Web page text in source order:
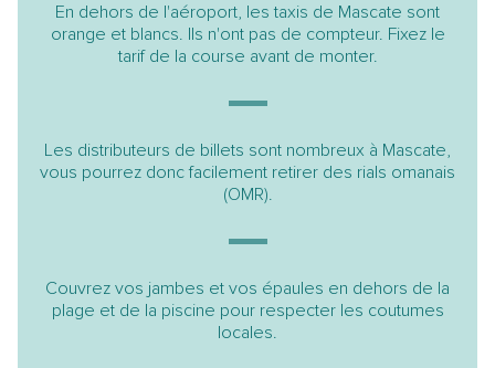
En dehors de l'aéroport, les taxis de Mascate sont
orange et blancs. Ils n'ont pas de compteur. Fixez le
tarif de la course avant de monter.
Les distributeurs de billets sont nombreux à Mascate,
vous pourrez donc facilement retirer des rials omanais
(OMR).
Couvrez vos jambes et vos épaules en dehors de la
plage et de la piscine pour respecter les coutumes
locales.